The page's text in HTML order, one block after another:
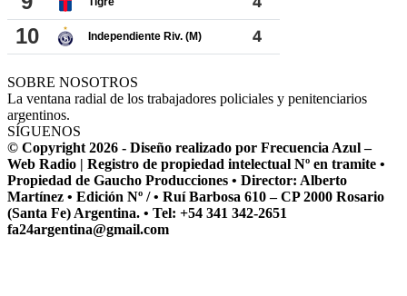
SOBRE NOSOTROS
La ventana radial de los trabajadores policiales y penitenciarios
argentinos.
SÍGUENOS
© Copyright 2026 - Diseño realizado por Frecuencia Azul –
Web Radio | Registro de propiedad intelectual Nº en tramite •
Propiedad de Gaucho Producciones • Director: Alberto
Martínez • Edición Nº / • Ruí Barbosa 610 – CP 2000 Rosario
(Santa Fe) Argentina. • Tel: +54 341 342-2651
fa24argentina@gmail.com